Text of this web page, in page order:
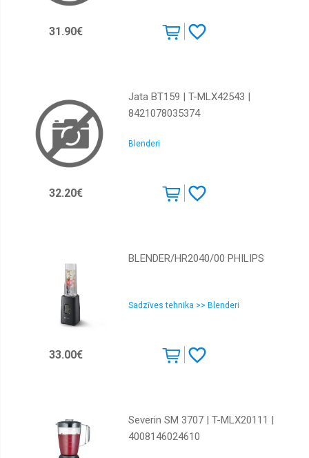
31.90€
Jata BT159 | T-MLX42543 |
8421078035374
Blenderi
32.20€
BLENDER/HR2040/00 PHILIPS
Sadzīves tehnika >> Blenderi
33.00€
Severin SM 3707 | T-MLX20111 |
4008146024610